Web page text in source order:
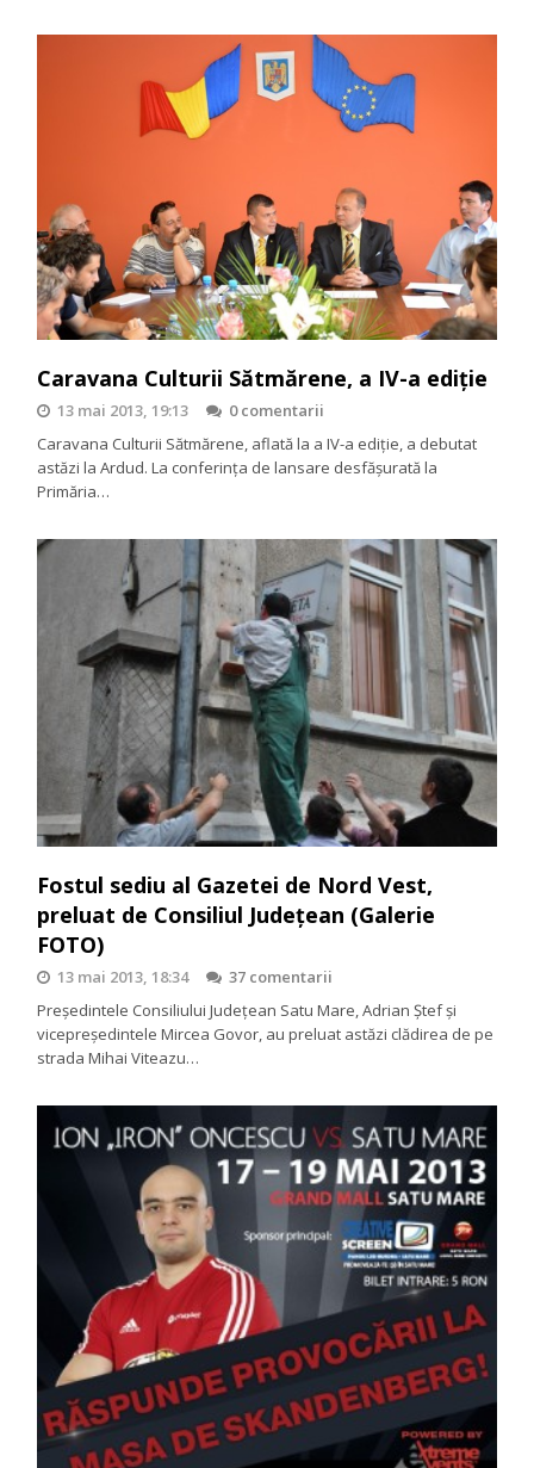
Caravana Culturii Sătmărene, a IV-a ediție
13 mai 2013, 19:13
0 comentarii
Caravana Culturii Sătmărene, aflată la a IV-a ediție, a debutat
astăzi la Ardud. La conferința de lansare desfășurată la
Primăria…
Fostul sediu al Gazetei de Nord Vest,
preluat de Consiliul Județean (Galerie
FOTO)
13 mai 2013, 18:34
37 comentarii
Președintele Consiliului Județean Satu Mare, Adrian Ștef și
vicepreședintele Mircea Govor, au preluat astăzi clădirea de pe
strada Mihai Viteazu…